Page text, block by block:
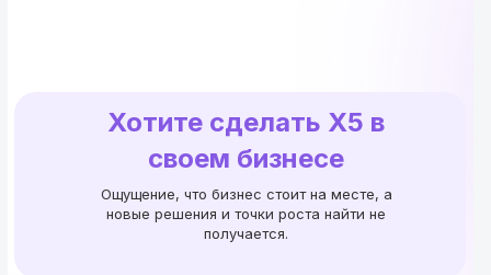
Хотите сделать Х5 в
своем бизнесе
Ощущение, что бизнес стоит на месте, а
новые решения и точки роста найти не
получается.